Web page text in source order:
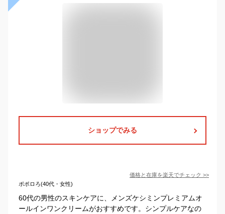
ショップでみる
価格と在庫を楽天でチェック >>
ポポロろ(40代・女性)
60代の男性のスキンケアに、メンズケシミンプレミアムオ
ールインワンクリームがおすすめです。シンプルケアなの